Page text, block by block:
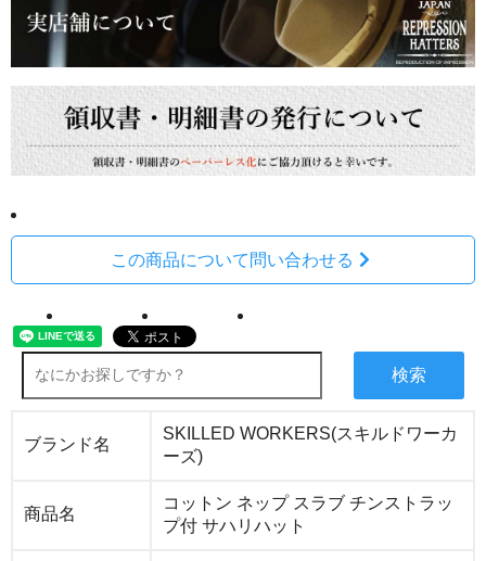
この商品について問い合わせる
検索
ブランド名
SKILLED WORKERS(スキルドワーカ
ーズ)
商品名
コットン ネップ スラブ チンストラッ
プ付 サハリハット